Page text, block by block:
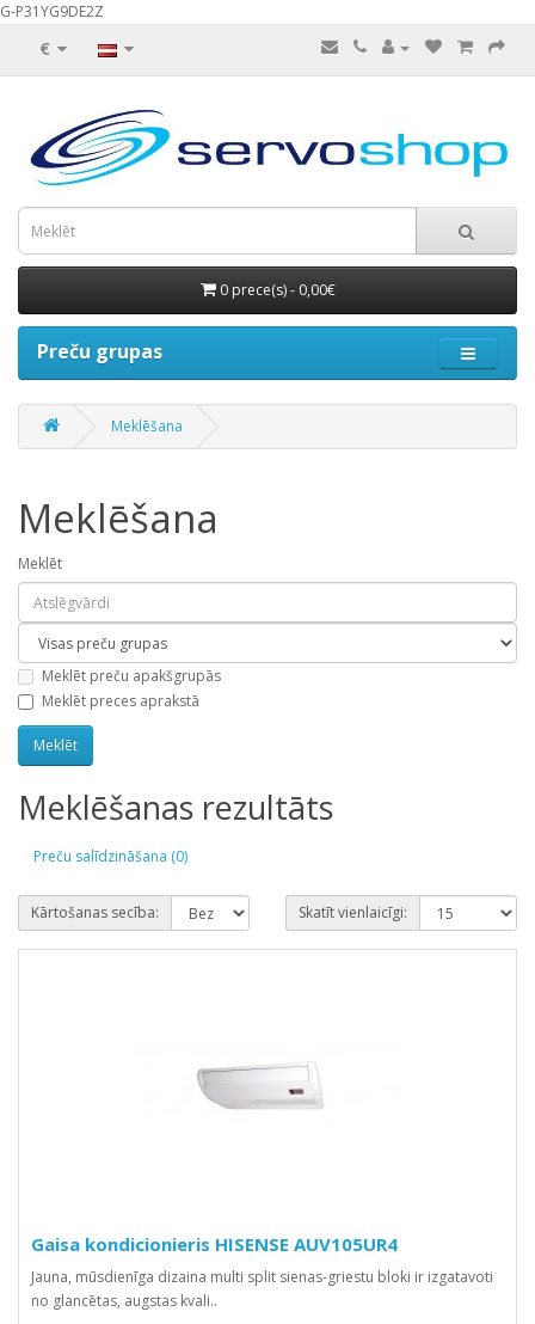
G-P31YG9DE2Z
€
0 prece(s) - 0,00€
Preču grupas
Meklēšana
Meklēšana
Meklēt
Meklēt preču apakšgrupās
Meklēt preces aprakstā
Meklēšanas rezultāts
Preču salīdzināšana (0)
Kārtošanas secība: Skatīt vienlaicīgi:
Gaisa kondicionieris HISENSE AUV105UR4
Jauna, mūsdienīga dizaina multi split sienas-griestu bloki ir izgatavoti
no glancētas, augstas kvali..